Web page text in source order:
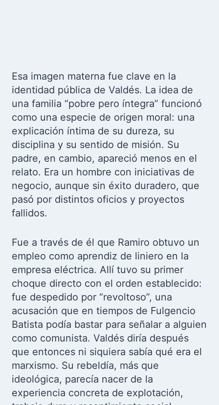
Esa imagen materna fue clave en la
identidad pública de Valdés. La idea de
una familia “pobre pero íntegra” funcionó
como una especie de origen moral: una
explicación íntima de su dureza, su
disciplina y su sentido de misión. Su
padre, en cambio, apareció menos en el
relato. Era un hombre con iniciativas de
negocio, aunque sin éxito duradero, que
pasó por distintos oficios y proyectos
fallidos.
Fue a través de él que Ramiro obtuvo un
empleo como aprendiz de liniero en la
empresa eléctrica. Allí tuvo su primer
choque directo con el orden establecido:
fue despedido por “revoltoso”, una
acusación que en tiempos de Fulgencio
Batista podía bastar para señalar a alguien
como comunista. Valdés diría después
que entonces ni siquiera sabía qué era el
marxismo. Su rebeldía, más que
ideológica, parecía nacer de la
experiencia concreta de explotación,